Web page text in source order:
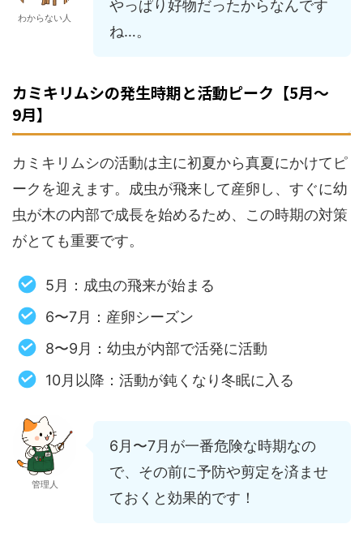
わからない人
やっぱり好物だったからなんです
ね…。
カミキリムシの発生時期と活動ピーク【5月〜
9月】
カミキリムシの活動は主に初夏から真夏にかけてピ
ークを迎えます。成虫が飛来して産卵し、すぐに幼
虫が木の内部で成長を始めるため、この時期の対策
がとても重要です。
5月：成虫の飛来が始まる
6〜7月：産卵シーズン
8〜9月：幼虫が内部で活発に活動
10月以降：活動が鈍くなり冬眠に入る
管理人
6月〜7月が一番危険な時期なの
で、その前に予防や剪定を済ませ
ておくと効果的です！